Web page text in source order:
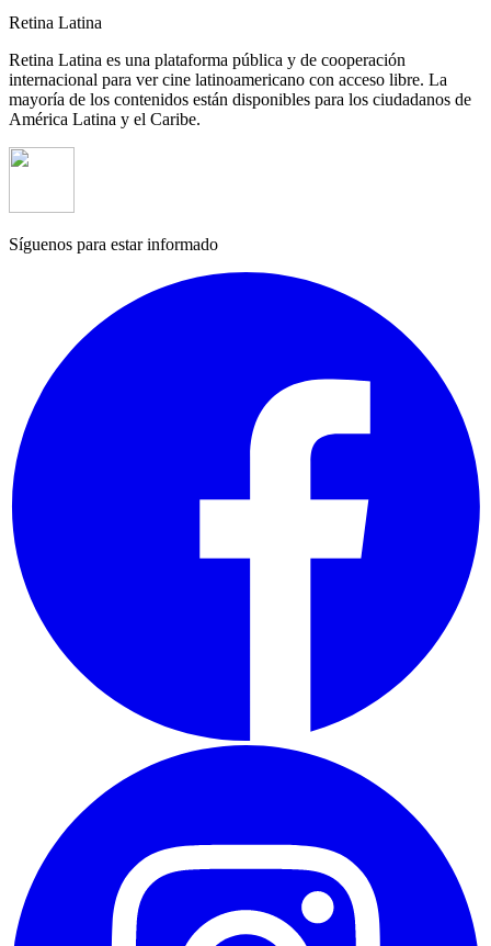
Retina Latina
Retina Latina es una plataforma pública y de cooperación
internacional para ver cine latinoamericano con acceso libre. La
mayoría de los contenidos están disponibles para los ciudadanos de
América Latina y el Caribe.
Síguenos para estar informado